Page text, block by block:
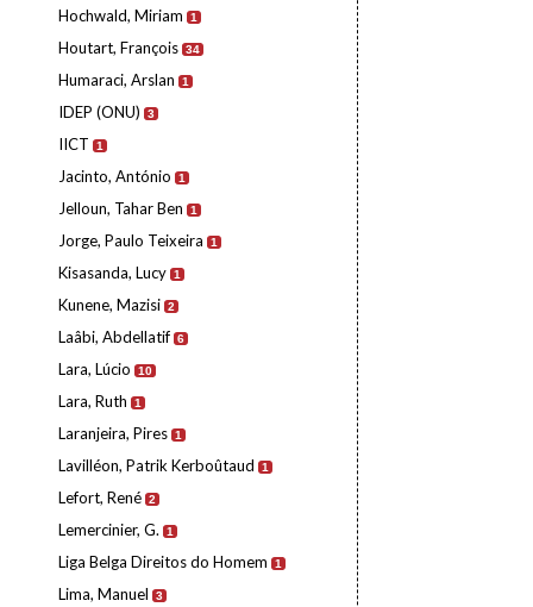
Hochwald, Miriam 1
Houtart, François 34
Humaraci, Arslan 1
IDEP (ONU) 3
IICT 1
Jacinto, António 1
Jelloun, Tahar Ben 1
Jorge, Paulo Teixeira 1
Kisasanda, Lucy 1
Kunene, Mazisi 2
Laâbi, Abdellatif 6
Lara, Lúcio 10
Lara, Ruth 1
Laranjeira, Pires 1
Lavilléon, Patrik Kerboûtaud 1
Lefort, René 2
Lemercinier, G. 1
Liga Belga Direitos do Homem 1
Lima, Manuel 3